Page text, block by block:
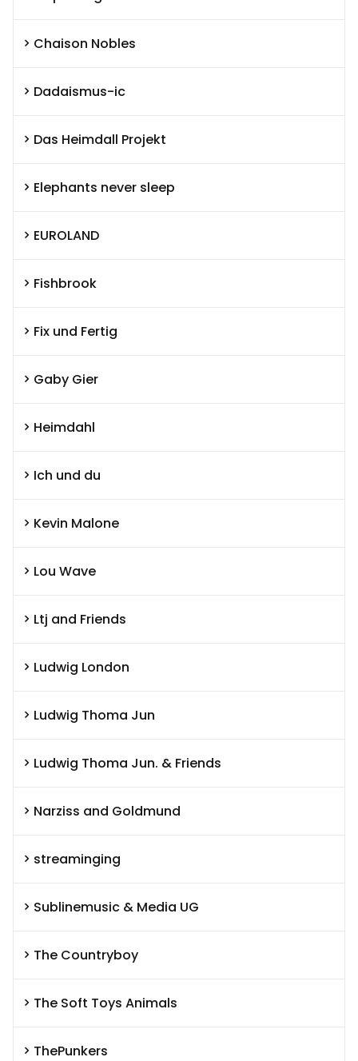
Chaison Nobles
Dadaismus-ic
Das Heimdall Projekt
Elephants never sleep
EUROLAND
Fishbrook
Fix und Fertig
Gaby Gier
Heimdahl
Ich und du
Kevin Malone
Lou Wave
Ltj and Friends
Ludwig London
Ludwig Thoma Jun
Ludwig Thoma Jun. & Friends
Narziss and Goldmund
streaminging
Sublinemusic & Media UG
The Countryboy
The Soft Toys Animals
ThePunkers